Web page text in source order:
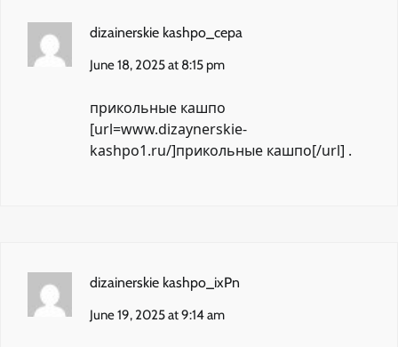
dizainerskie kashpo_cepa
June 18, 2025 at 8:15 pm
прикольные кашпо
[url=www.dizaynerskie-
kashpo1.ru/]прикольные кашпо[/url] .
dizainerskie kashpo_ixPn
June 19, 2025 at 9:14 am